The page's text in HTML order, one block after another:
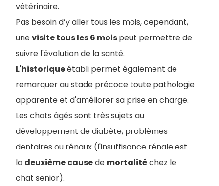
vétérinaire.
Pas besoin d’y aller tous les mois, cependant,
unevisite tous les 6 moispeut permettre de
suivre l'évolution de la santé.
L'historiqueétabli permet également de
remarquer au stade précoce toute pathologie
apparente et d'améliorer sa prise en charge.
Les chats âgés sont très sujets au
développement de diabète, problèmes
dentaires ou rénaux (l'insuffisance rénale est
la deuxième causede mortalitéchez le
chat senior).